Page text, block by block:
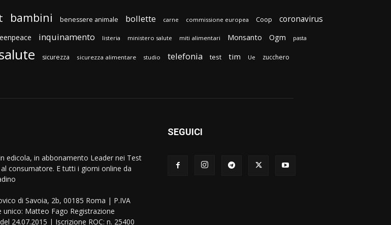
bambini benessere animale bollette carne commissione europea Coop coronavirus
inquinamento listeria ministero salute miti alimentari Monsanto Ogm pasta
sicurezza sicurezza alimentare studio telefonia test tim Ue zucchero
edicola, in abbonamento Leader nei Test
consumatore. E tutti i giorni online da
di Savoia, 2b, 00185 Roma | P.IVA
Matteo Fago Registrazione
24.07.2015 | Iscrizione ROC: n. 25400
SEGUICI